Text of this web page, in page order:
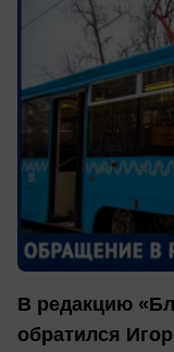
В редакцию
обратился